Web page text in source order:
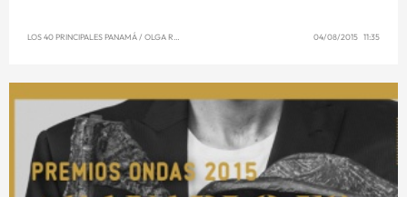
LOS 40 PRINCIPALES PANAMÁ/ OLGA REYNA 04/08/2015 11:35